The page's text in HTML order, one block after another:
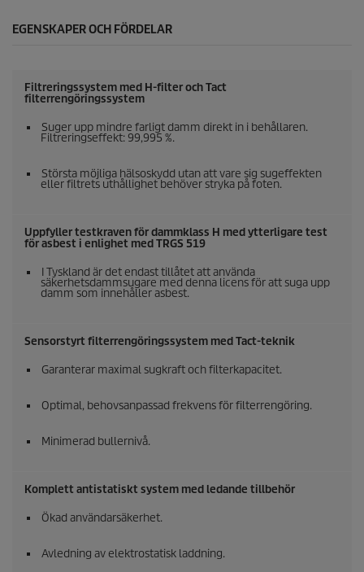
EGENSKAPER OCH FÖRDELAR
Filtreringssystem med H-filter och Tact
filterrengöringssystem
Suger upp mindre farligt damm direkt in i behållaren.
Filtreringseffekt: 99,995 %.
Största möjliga hälsoskydd utan att vare sig sugeffekten
eller filtrets uthållighet behöver stryka på foten.
Uppfyller testkraven för dammklass H med ytterligare test
för asbest i enlighet med TRGS 519
I Tyskland är det endast tillåtet att använda
säkerhetsdammsugare med denna licens för att suga upp
damm som innehåller asbest.
Sensorstyrt filterrengöringssystem med Tact-teknik
Garanterar maximal sugkraft och filterkapacitet.
Optimal, behovsanpassad frekvens för filterrengöring.
Minimerad bullernivå.
Komplett antistatiskt system med ledande tillbehör
Ökad användarsäkerhet.
Avledning av elektrostatisk laddning.